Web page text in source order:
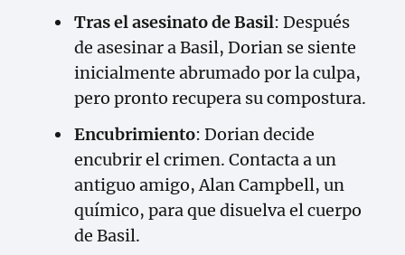
Tras el asesinato de Basil: Después
de asesinar a Basil, Dorian se siente
inicialmente abrumado por la culpa,
pero pronto recupera su compostura.
Encubrimiento: Dorian decide
encubrir el crimen. Contacta a un
antiguo amigo, Alan Campbell, un
químico, para que disuelva el cuerpo
de Basil.